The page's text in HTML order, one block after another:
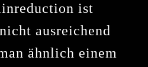
ist
ausreichend
ähnlich einem